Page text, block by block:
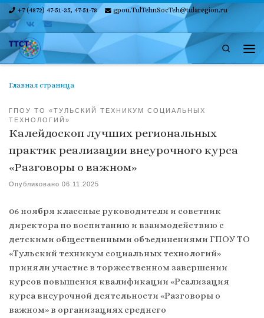
Skip to content
+7 (4872) 47-51-35, 47-51-78 gpou.TulTehnSocTeh@tularegion.ru
Search
Главная страница
ГПОУ ТО «ТУЛЬСКИЙ ТЕХНИКУМ СОЦИАЛЬНЫХ
ТЕХНОЛОГИЙ»
Калейдоскоп лучших региональных
практик реализации внеурочного курса
«Разговоры о важном»
Опубликовано 06.11.2025
06 ноября классные руководители и советник
директора по воспитанию и взаимодействию с
детскими общественными объединениями ГПОУ ТО
«Тульский техникум социальных технологий»
приняли участие в торжественном завершении
курсов повышения квалификации «Реализация
курса внеурочной деятельности «Разговоры о
важном» в организациях среднего